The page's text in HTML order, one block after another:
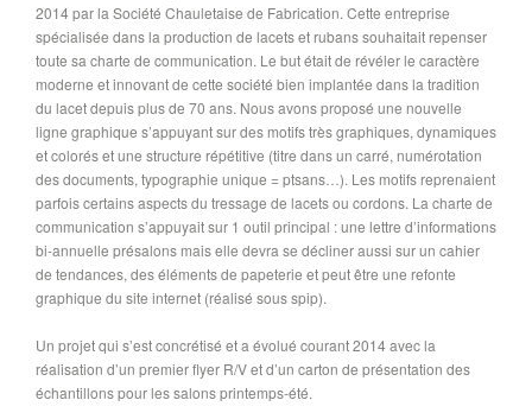
2014 par la Société Chauletaise de Fabrication. Cette entreprise
spécialisée dans la production de lacets et rubans souhaitait repenser
toute sa charte de communication. Le but était de révéler le caractère
moderne et innovant de cette société bien implantée dans la tradition
du lacet depuis plus de 70 ans. Nous avons proposé une nouvelle
ligne graphique s’appuyant sur des motifs très graphiques, dynamiques
et colorés et une structure répétitive (titre dans un carré, numérotation
des documents, typographie unique = ptsans…). Les motifs reprenaient
parfois certains aspects du tressage de lacets ou cordons. La charte de
communication s’appuyait sur 1 outil principal : une lettre d’informations
bi-annuelle présalons mais elle devra se décliner aussi sur un cahier
de tendances, des éléments de papeterie et peut être une refonte
graphique du site internet (réalisé sous spip).
Un projet qui s’est concrétisé et a évolué courant 2014 avec la
réalisation d’un premier flyer R/V et d’un carton de présentation des
échantillons pour les salons printemps-été.